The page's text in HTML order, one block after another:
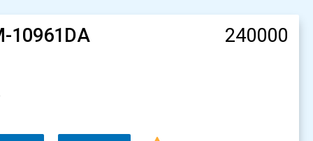
10961DA 240000